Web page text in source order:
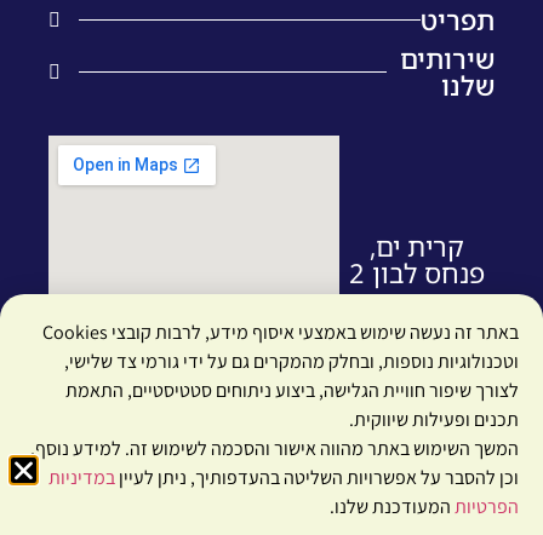
תפריט
ראשי
הסיפור שלנו
תנאי שימוש
הצהרת נגישות
מדיניות פרטיות
שירותים
שלנו
אלקטרו תרפיה
צמחי מרפא סיניים
דיקור מערבי
דיקור סיני
עיסוי לספורטאים
קרית ים,
פנחס לבון 2
Designed & built with by moodweb
© כל הזכויות שמורות למור שקד
באתר זה נעשה שימוש באמצעי איסוף מידע, לרבות קובצי Cookies
וטכנולוגיות נוספות, ובחלק מהמקרים גם על ידי גורמי צד שלישי,
לצורך שיפור חוויית הגלישה, ביצוע ניתוחים סטטיסטיים, התאמת
תכנים ופעילות שיווקית.
המשך השימוש באתר מהווה אישור והסכמה לשימוש זה. למידע נוסף,
וכן להסבר על אפשרויות השליטה בהעדפותיך, ניתן לעייןבמדיניות
הפרטיותהמעודכנת שלנו.